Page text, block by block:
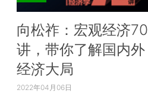
向松祚：宏观经济70
讲，带你了解国内外
经济大局
2022年04月06日